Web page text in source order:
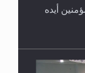
أيده